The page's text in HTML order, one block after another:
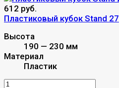
612 руб.
Пластиковый кубок Stand 27
Высота
190 — 230 мм
Материал
Пластик